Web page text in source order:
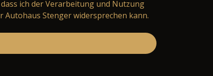
ich der Verarbeitung und Nutzung
Stenger widersprechen kann.